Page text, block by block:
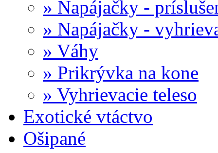
» Napájačky -
» Napájačky -
» Váhy
» Prikrývka na kone
» Vyhrievacie teleso
Exotické vtáctvo
Ošipané